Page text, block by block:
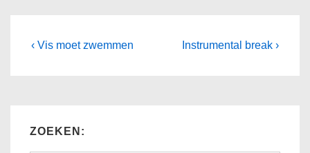
Post
Previous
‹ Vis moet zwemmen
Next
Instrumental break ›
ZOEKEN: